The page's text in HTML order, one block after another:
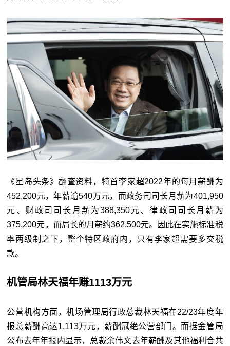
《星岛头条》翻查资料，特首李家超2022年的每月薪酬为
452,200元，年薪逾540万元，而政务司司长月薪为401,950
元、财政司司长月薪为388,350元、律政司司长月薪为
375,200元，而局长的月薪约362,500元。因此在实施标准税
率两级制之下，整个特区政府内，只有李家超需要多交税
款。
机管局林天福年赚1113万元
公营机构方面，机场管理局行政总裁林天福在22/23年度年
报总薪酬高达1,113万元，薪酬冠绝公营部门。而据金管局
公布去年年报内显示，总裁余伟文去年薪酬及其他福利合共